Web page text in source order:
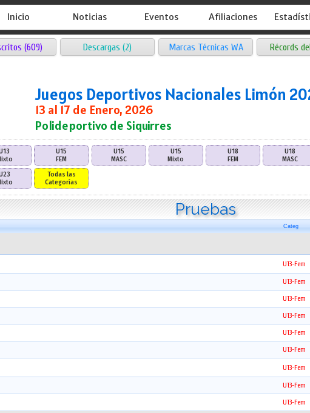
Inicio Noticias Eventos Afiliaciones
(609) Descargas (2) Marcas Técnicas WA Récords
Juegos Deportivos Nacionales Limón
13 al 17 de Enero, 2026
Polideportivo de Siquirres
U15
FEM
U15
MASC
U15
Mixto
U18
FEM
U18
MASC
Todas las
Categorías
Pruebas
Categ
U13-Fem
U13-Fem
U13-Fem
U13-Fem
U13-Fem
U13-Fem
U13-Fem
U13-Fem
U13-Fem